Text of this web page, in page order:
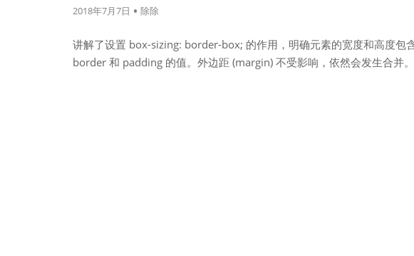
2018年7月7日 除除
讲解了设置 box-sizing: border-box; 的作用，明确元素的宽度和高度
border 和 padding 的值。外边距 (margin) 不受影响，依然会发生合并